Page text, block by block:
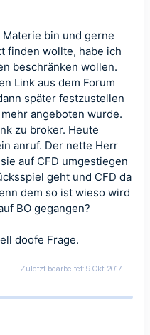
bin und gerne
finden wollte, habe ich
beschränken wollen.
Link aus dem Forum
später festzustellen
angeboten wurde.
zu broker. Heute
anruf. Der nette Herr
auf CFD umgestiegen
geht und CFD da
dem so ist wieso wird
BO gegangen?
doofe Frage.
Zuletzt bearbeitet: 9 Okt. 2017